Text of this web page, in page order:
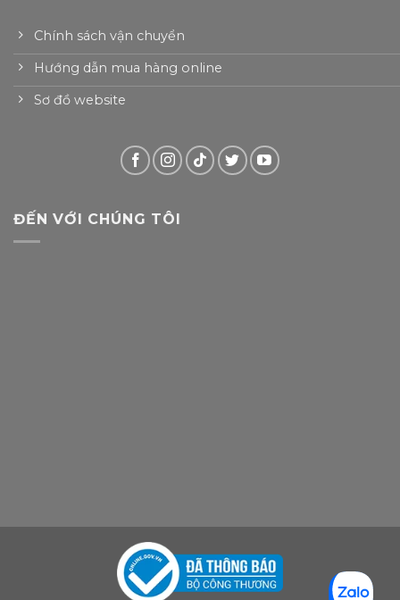
Chính sách vận chuyển
Hướng dẫn mua hàng online
Sơ đồ website
ĐẾN VỚI CHÚNG TÔI